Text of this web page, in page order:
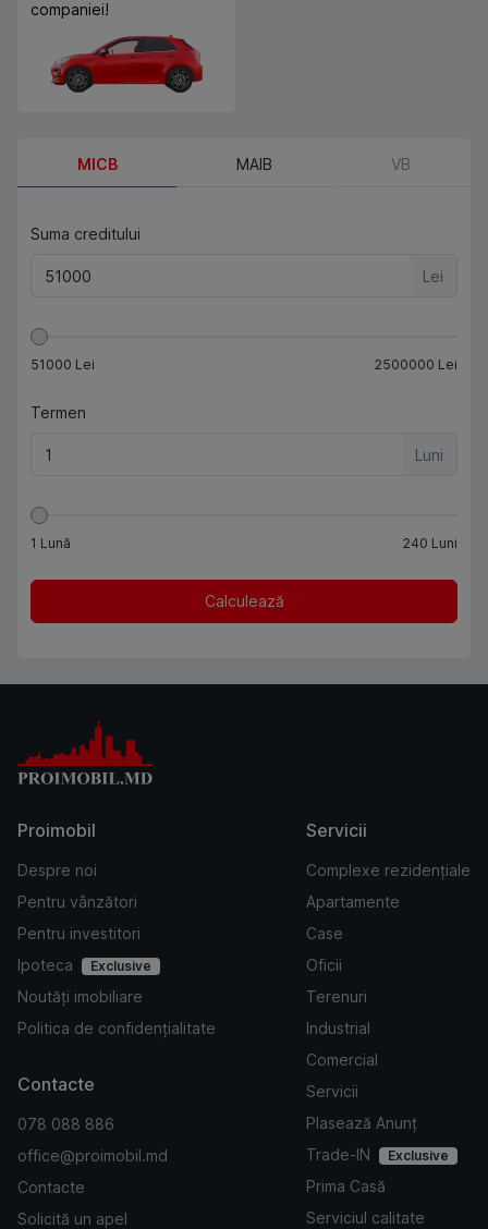
companiei!
MICB MAIB VB
Suma creditului
Lei
51000 Lei 2500000 Lei
Termen
Luni
1 Lună 240 Luni
Calculează
Proimobil
Despre noi
Pentru vânzători
Pentru investitori
Ipoteca
Exclusive
Noutăți imobiliare
Politica de confidențialitate
Servicii
Complexe rezidențiale
Apartamente
Case
Oficii
Terenuri
Industrial
Comercial
Servicii
Plasează Anunț
Trade-IN
Exclusive
Prima Casă
Serviciul calitate
Contacte
078 088 886
office@proimobil.md
Contacte
Solicită un apel